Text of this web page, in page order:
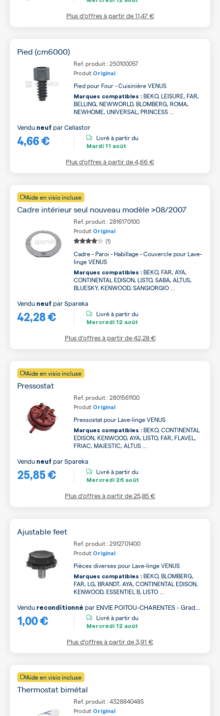
Plus d’offres à partir de11,47 €
Pied (cm6000)
Ref. produit : 250100057
Produit Original
Pied pour Four - Cuisinière VENUS
Marques compatibles : BEKO, LEISURE, FAR,
BELLING, NEWWORLD, BLOMBERG, ROMA,
NEWHOME, UNIVERSAL, PRINCESS ...
4,66 €
Vendu neuf parCellastor
Livré à partir du
Mardi 11 août
Plus d’offres à partir de4,66 €
Aide en visio incluse
Cadre intérieur seul nouveau modèle >08/2007
Ref. produit : 2816170100
Produit Original
(1)
Cadre - Paroi - Habillage - Couvercle pour Lave-
linge VENUS
Marques compatibles : BEKO, FAR, AYA,
CONTINENTAL EDISON, LISTO, SABA, ALTUS,
BLUESKY, KENWOOD, SANGIORGIO ...
42,28 €
Vendu neuf parSpareka
Livré à partir du
Mercredi 12 août
Plus d’offres à partir de42,28 €
Aide en visio incluse
Pressostat
Ref. produit : 2801561100
Produit Original
Pressostat pour Lave-linge VENUS
Marques compatibles : BEKO, CONTINENTAL
EDISON, KENWOOD, AYA, LISTO, FAR, FLAVEL,
FRIAC, MAJESTIC, ALTUS ...
25,85 €
Vendu neuf parSpareka
Livré à partir du
Mercredi 26 août
Plus d’offres à partir de25,85 €
Ajustable feet
Ref. produit : 2912701400
Produit Original
Pièces diverses pour Lave-linge VENUS
Marques compatibles : BEKO, BLOMBERG,
FAR, LG, BRANDT, AYA, CONTINENTAL EDISON,
KENWOOD, ESSENTIEL B, LISTO ...
1,00 €
Vendu reconditionné par ENVIE POITOU-CHARENTES - Grade
B
Livré à partir du
Mercredi 12 août
Plus d’offres à partir de3,91 €
Aide en visio incluse
Thermostat bimétal
Ref. produit : 4328840485
Produit Original